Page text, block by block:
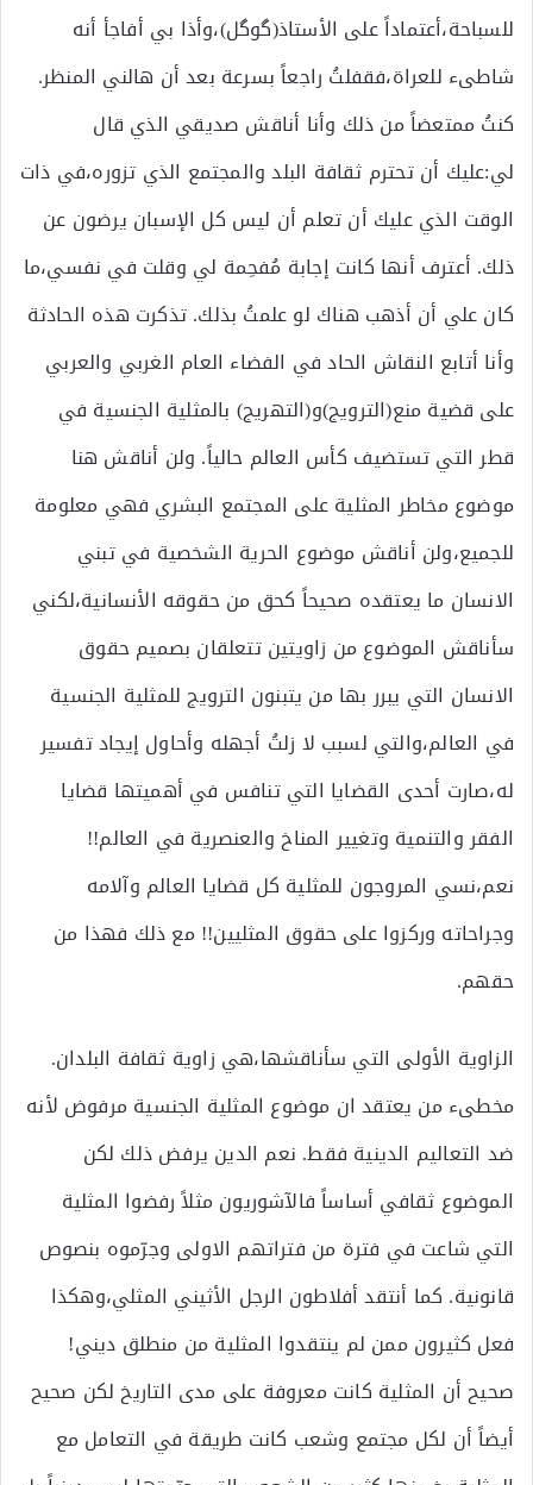
للسباحة،أعتماداً على الأستاذ(گوگل)،وأذا بي أفاجأ أنه
شاطىء للعراة،فقفلتُ راجعاً بسرعة بعد أن هالني المنظر.
كنتُ ممتعضاً من ذلك وأنا أناقش صديقي الذي قال
لي:عليك أن تحترم ثقافة البلد والمجتمع الذي تزوره،في ذات
الوقت الذي عليك أن تعلم أن ليس كل الإسبان يرضون عن
ذلك. أعترف أنها كانت إجابة مُفحِمة لي وقلت في نفسي،ما
كان علي أن أذهب هناك لو علمتُ بذلك. تذكرت هذه الحادثة
وأنا أتابع النقاش الحاد في الفضاء العام الغربي والعربي
على قضية منع(الترويج)و(التهريج) بالمثلية الجنسية في
قطر التي تستضيف كأس العالم حالياً. ولن أناقش هنا
موضوع مخاطر المثلية على المجتمع البشري فهي معلومة
للجميع،ولن أناقش موضوع الحرية الشخصية في تبني
الانسان ما يعتقده صحيحاً كحق من حقوقه الأنسانية،لكني
سأناقش الموضوع من زاويتين تتعلقان بصميم حقوق
الانسان التي يبرر بها من يتبنون الترويج للمثلية الجنسية
في العالم،والتي لسبب لا زلتُ أجهله وأحاول إيجاد تفسير
له،صارت أحدى القضايا التي تنافس في أهميتها قضايا
الفقر والتنمية وتغيير المناخ والعنصرية في العالم!!
نعم،نسي المروجون للمثلية كل قضايا العالم وآلامه
وجراحاته وركزوا على حقوق المثليين!! مع ذلك فهذا من
حقهم.
الزاوية الأولى التي سأناقشها،هي زاوية ثقافة البلدان.
مخطىء من يعتقد ان موضوع المثلية الجنسية مرفوض لأنه
ضد التعاليم الدينية فقط. نعم الدين يرفض ذلك لكن
الموضوع ثقافي أساساً فالآشوريون مثلاً رفضوا المثلية
التي شاعت في فترة من فتراتهم الاولى وجرّموه بنصوص
قانونية. كما أنتقد أفلاطون الرجل الأثيني المثلي،وهكذا
فعل كثيرون ممن لم ينتقدوا المثلية من منطلق ديني!
صحيح أن المثلية كانت معروفة على مدى التاريخ لكن صحيح
أيضاً أن لكل مجتمع وشعب كانت طريقة في التعامل مع